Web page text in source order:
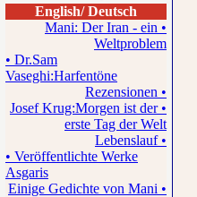
English/ Deutsch
• Mani: Der Iran - ein
Weltproblem
• Dr.Sam
Vaseghi:Harfentöne
• Rezensionen
• Josef Krug:Morgen ist der
erste Tag der Welt
• Lebenslauf
• Veröffentlichte Werke
Asgaris
• Einige Gedichte von Mani